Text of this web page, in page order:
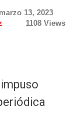
marzo 13, 2023
1108 Views